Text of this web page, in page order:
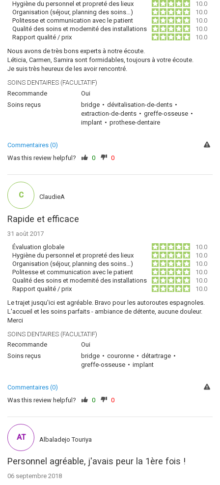
Hygiène du personnel et propreté des lieux
10.0
Organisation (séjour, planning des soins…)
10.0
Politesse et communication avec le patient
10.0
Qualité des soins et modernité des installations
10.0
Rapport qualité / prix
10.0
Nous avons de très bons experts à notre écoute.
Léticia, Carmen, Samira sont formidables, toujours à votre écoute.
Je suis très heureux de les avoir rencontré.
SOINS DENTAIRES (FACULTATIF)
Recommande
Oui
Soins reçus
bridge
dévitalisation-de-dents
extraction-de-dents
greffe-osseuse
implant
prothese-dentaire
Commentaires (0)
Was this review helpful?
0 0
Rapide et efficace
31 août 2017
Évaluation globale
10.0
Hygiène du personnel et propreté des lieux
10.0
Organisation (séjour, planning des soins…)
10.0
Politesse et communication avec le patient
10.0
Qualité des soins et modernité des installations
10.0
Rapport qualité / prix
10.0
Le trajet jusqu'ici est agréable. Bravo pour les autoroutes espagnoles.
L'accueil et les soins parfaits - ambiance de détente, aucune douleur.
Merci
SOINS DENTAIRES (FACULTATIF)
Recommande
Oui
Soins reçus
bridge couronne
détartrage
greffe-osseuse
implant
C ClaudieA
Commentaires (0)
Was this review helpful?
0 0
Personnel agréable, j'avais peur la 1ère fois !
06 septembre 2018
AT Albaladejo Touriya